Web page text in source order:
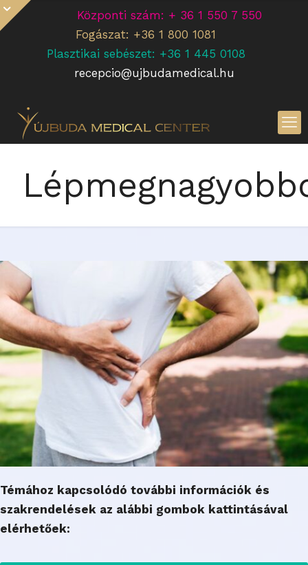
Központi szám: + 36 1 550 7 550
Fogászat: +36 1 800 1081
Plasztikai sebészet: +36 1 445 0108
recepcio@ujbudamedical.hu
Témához kapcsolódó további információk és
szakrendelések az alábbi gombok kattintásával
elérhetőek: